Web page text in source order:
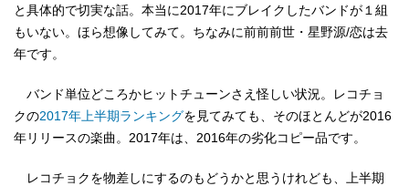
と具体的で切実な話。本当に2017年にブレイクしたバンドが１組
もいない。ほら想像してみて。ちなみに前前前世・星野源/恋は去
年です。
バンド単位どころかヒットチューンさえ怪しい状況。レコチョ
クの2017年上半期ランキングを見てみても、そのほとんどが2016
年リリースの楽曲。2017年は、2016年の劣化コピー品です。
レコチョクを物差しにするのもどうかと思うけれども、上半期